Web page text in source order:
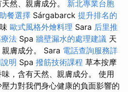
然、親膚成分。 新北專業台胞
餐選擇 Sárgabarck 提升排名的
歐式風格外燴料理 Sara 后里推
法 Spa 牆壁漏水的處理建議 天
膚成分。 Sara 電話查詢服務詳
明 Spa 撥筋技術課程 草本按摩
，含有天然、親膚成分。 使用
力對我們身心健康的負面影響的